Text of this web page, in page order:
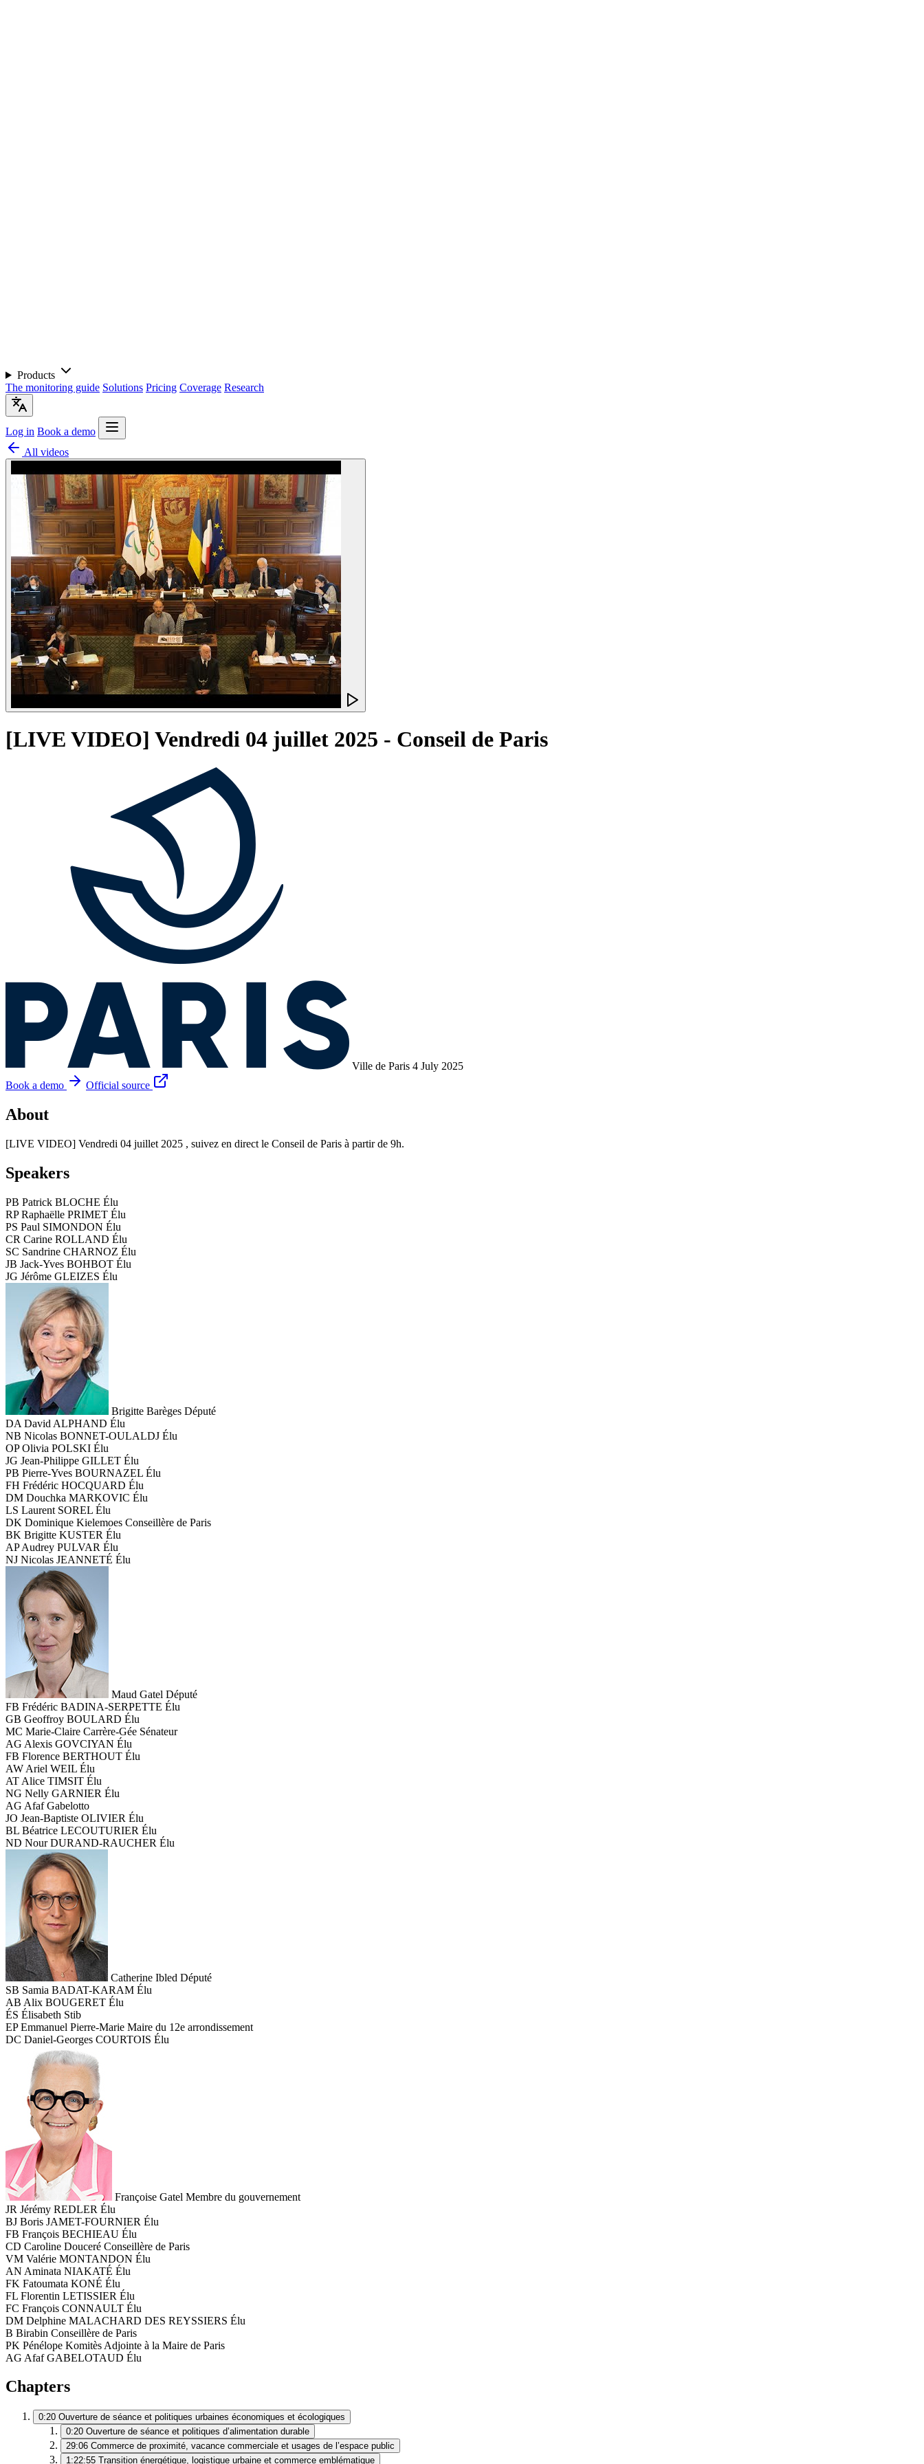
Products
The monitoring guide Solutions Pricing Coverage Research
Log in Book a demo
All videos
[LIVE VIDEO] Vendredi 04 juillet 2025 - Conseil de Paris
Ville de Paris 4 July 2025
Book a demo
Official source
About
[LIVE VIDEO] Vendredi 04 juillet 2025 , suivez en direct le Conseil de Paris à partir de 9h.
Speakers
PB Patrick BLOCHE Élu
RP Raphaëlle PRIMET Élu
PS Paul SIMONDON Élu
CR Carine ROLLAND Élu
SC Sandrine CHARNOZ Élu
JB Jack-Yves BOHBOT Élu
JG Jérôme GLEIZES Élu
Brigitte Barèges Député
DA David ALPHAND Élu
NB Nicolas BONNET-OULALDJ Élu
OP Olivia POLSKI Élu
JG Jean-Philippe GILLET Élu
PB Pierre-Yves BOURNAZEL Élu
FH Frédéric HOCQUARD Élu
DM Douchka MARKOVIC Élu
LS Laurent SOREL Élu
DK Dominique Kielemoes Conseillère de Paris
BK Brigitte KUSTER Élu
AP Audrey PULVAR Élu
NJ Nicolas JEANNETÉ Élu
Maud Gatel Député
FB Frédéric BADINA-SERPETTE Élu
GB Geoffroy BOULARD Élu
MC Marie-Claire Carrère-Gée Sénateur
AG Alexis GOVCIYAN Élu
FB Florence BERTHOUT Élu
AW Ariel WEIL Élu
AT Alice TIMSIT Élu
NG Nelly GARNIER Élu
AG Afaf Gabelotto
JO Jean-Baptiste OLIVIER Élu
BL Béatrice LECOUTURIER Élu
ND Nour DURAND-RAUCHER Élu
Catherine Ibled Député
SB Samia BADAT-KARAM Élu
AB Alix BOUGERET Élu
ÉS Élisabeth Stib
EP Emmanuel Pierre-Marie Maire du 12e arrondissement
DC Daniel-Georges COURTOIS Élu
Françoise Gatel Membre du gouvernement
JR Jérémy REDLER Élu
BJ Boris JAMET-FOURNIER Élu
FB François BECHIEAU Élu
CD Caroline Douceré Conseillère de Paris
VM Valérie MONTANDON Élu
AN Aminata NIAKATÉ Élu
FK Fatoumata KONÉ Élu
FL Florentin LETISSIER Élu
FC François CONNAULT Élu
DM Delphine MALACHARD DES REYSSIERS Élu
B Birabin Conseillère de Paris
PK Pénélope Komitès Adjointe à la Maire de Paris
AG Afaf GABELOTAUD Élu
Chapters
0:20 Ouverture de séance et politiques urbaines économiques et écologiques
0:20 Ouverture de séance et politiques d’alimentation durable
29:06 Commerce de proximité, vacance commerciale et usages de l’espace public
1:22:55 Transition énergétique, logistique urbaine et commerce emblématique